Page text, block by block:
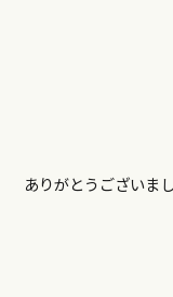
ありがとうございまし